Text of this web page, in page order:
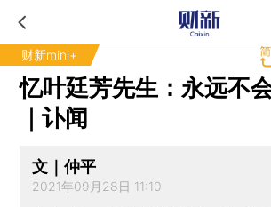
财新mini+
忆叶廷芳先生：永远不
｜讣闻
文｜仲平
2021年09月28日 11:10